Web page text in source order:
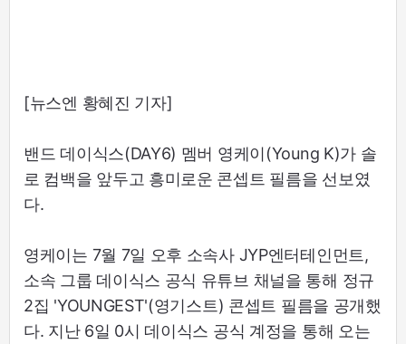
[뉴스엔 황혜진 기자]
밴드 데이식스(DAY6) 멤버 영케이(Young K)가 솔
로 컴백을 앞두고 흥미로운 콘셉트 필름을 선보였
다.
영케이는 7월 7일 오후 소속사 JYP엔터테인먼트,
소속 그룹 데이식스 공식 유튜브 채널을 통해 정규
2집 'YOUNGEST'(영기스트) 콘셉트 필름을 공개했
다. 지난 6일 0시 데이식스 공식 계정을 통해 오는